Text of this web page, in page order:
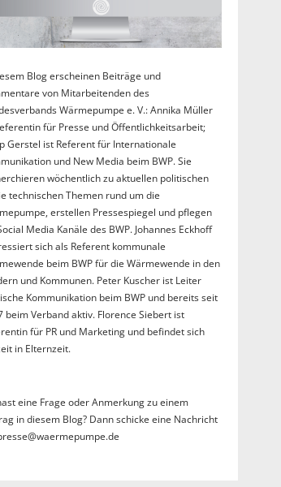
Blog erscheinen Beiträge und
von Mitarbeitenden des
Wärmepumpe e. V.: Annika Müller
für Presse und Öffentlichkeitsarbeit;
Gerstel ist Referent für Internationale
und New Media beim BWP. Sie
wöchentlich zu aktuellen politischen
technischen Themen rund um die
erstellen Pressespiegel und pflegen
Media Kanäle des BWP. Johannes Eckhoff
sich als Referent kommunale
beim BWP für die Wärmewende in den
und Kommunen. Peter Kuscher ist Leiter
Kommunikation beim BWP und bereits seit
beim Verband aktiv. Florence Siebert ist
für PR und Marketing und befindet sich
in Elternzeit.
eine Frage oder Anmerkung zu einem
in diesem Blog? Dann schicke eine Nachricht